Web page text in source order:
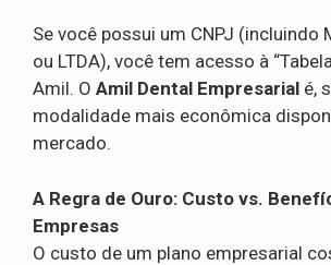
Se você possui um CNPJ (incluindo
ou LTDA), você tem acesso à
Amil. O Amil Dental Empresarial é,
modalidade mais econômica
mercado.
A Regra de Ouro: Custo vs.
Empresas
O custo de um plano empresarial